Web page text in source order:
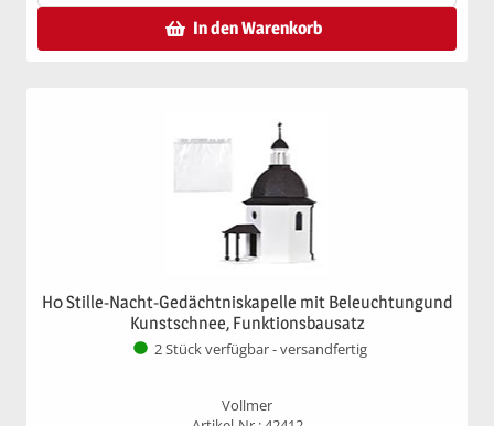
In den Warenkorb
H0 Stille-Nacht-Gedächtniskapelle mit Beleuchtungund
Kunstschnee, Funktionsbausatz
2 Stück verfügbar - versandfertig
Vollmer